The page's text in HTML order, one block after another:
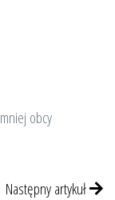
mniej obcy
Następny artykuł